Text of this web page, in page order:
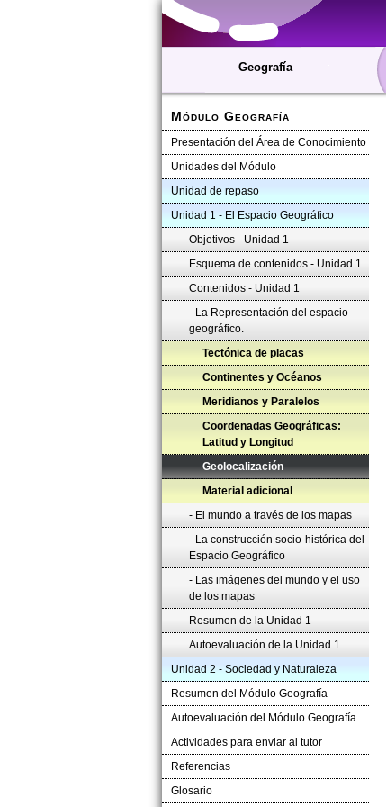
Geografía
Módulo Geografía
Presentación del Área de Conocimiento
Unidades del Módulo
Unidad de repaso
Unidad 1 - El Espacio Geográfico
Objetivos - Unidad 1
Esquema de contenidos - Unidad 1
Contenidos - Unidad 1
- La Representación del espacio
geográfico.
Tectónica de placas
Continentes y Océanos
Meridianos y Paralelos
Coordenadas Geográficas:
Latitud y Longitud
Geolocalización
Material adicional
- El mundo a través de los mapas
- La construcción socio-histórica del
Espacio Geográfico
- Las imágenes del mundo y el uso
de los mapas
Resumen de la Unidad 1
Autoevaluación de la Unidad 1
Unidad 2 - Sociedad y Naturaleza
Resumen del Módulo Geografía
Autoevaluación del Módulo Geografía
Actividades para enviar al tutor
Referencias
Glosario